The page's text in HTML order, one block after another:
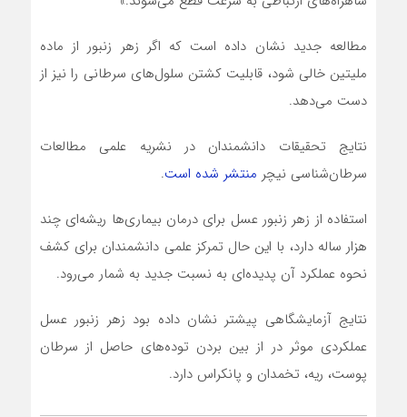
مطالعه جدید نشان داده است که اگر زهر زنبور از ماده
ملیتین خالی شود، قابلیت کشتن سلول‌های سرطانی را نیز از
دست می‌دهد.
نتایج تحقیقات دانشمندان در نشریه علمی مطالعات
سرطان‌شناسی نیچر منتشر شده است.
استفاده از زهر زنبور عسل برای درمان بیماری‌ها ریشه‌ای چند
هزار ساله دارد، با این حال تمرکز علمی دانشمندان برای کشف
نحوه عملکرد آن پدیده‌ای به نسبت جدید به شمار می‌رود.
نتایج آزمایشگاهی پیشتر نشان داده بود زهر زنبور عسل
عملکردی موثر در از بین بردن توده‌های حاصل از سرطان
پوست، ریه، تخمدان و پانکراس دارد.